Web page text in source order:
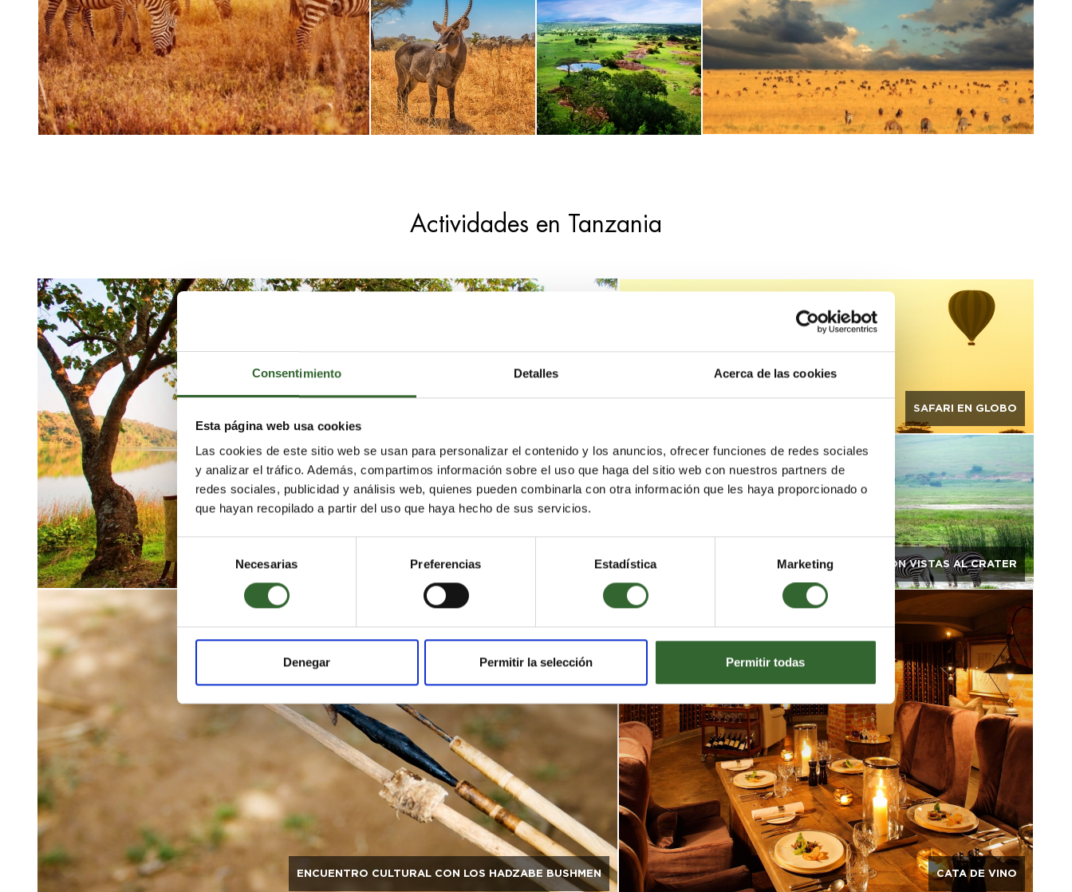
Consentimiento Detalles Acerca de las cookies
Esta página web usa cookies
Las cookies de este sitio web se usan para personalizar el contenido y los anuncios, ofrecer funciones de redes sociales
y analizar el tráfico. Además, compartimos información sobre el uso que haga del sitio web con nuestros partners de
redes sociales, publicidad y análisis web, quienes pueden combinarla con otra información que les haya proporcionado o
que hayan recopilado a partir del uso que haya hecho de sus servicios.
de
consentimiento
Necesarias Preferencias Estadística Marketing
Denegar Permitir la selección Permitir todas
Actividades en Tanzania
MARAVILLOSAS VISTAS DEL PAISAJE
SAFARI EN GLOBO
PASEO CON VISTAS AL CRATER
ENCUENTRO CULTURAL CON LOS HADZABE BUSHMEN CATA DE VINO